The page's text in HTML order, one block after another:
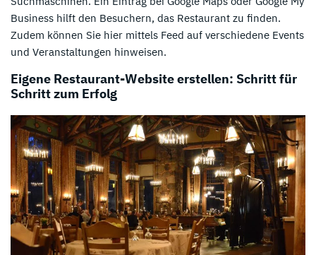
Business hilft den Besuchern, das Restaurant zu finden.
Zudem können Sie hier mittels Feed auf verschiedene Events
und Veranstaltungen hinweisen.
Eigene Restaurant-Website erstellen: Schritt für
Schritt zum Erfolg